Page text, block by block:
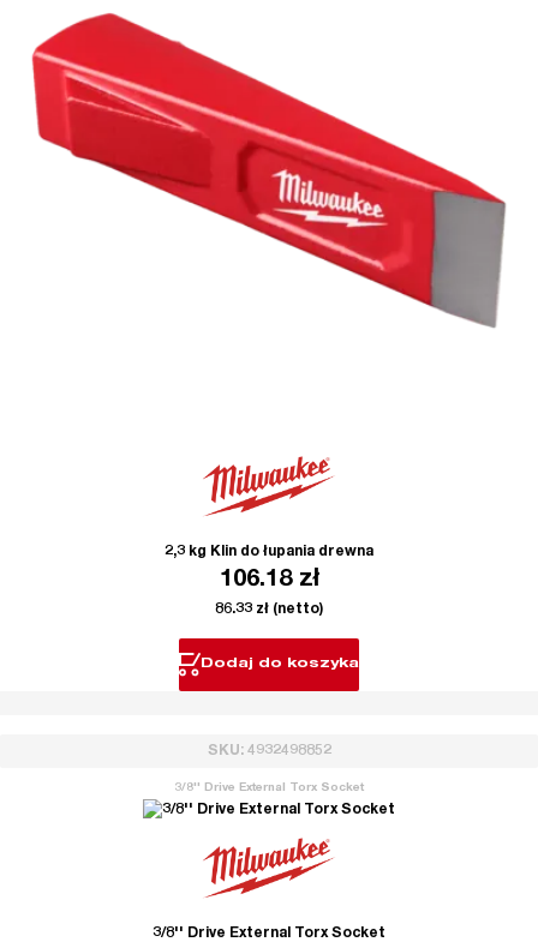
2,3 kg Klin do łupania drewna
106.18 zł
86.33 zł (netto)
Dodaj do koszyka
SKU: 4932498852
3/8'' Drive External Torx Socket
3/8'' Drive External Torx Socket